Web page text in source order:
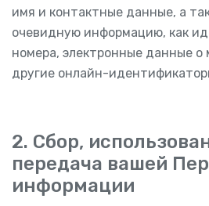
имя и контактные данные, а
очевидную информацию, как
номера, электронные данные
другие онлайн-
2. Сбор,
передача вашей
информации